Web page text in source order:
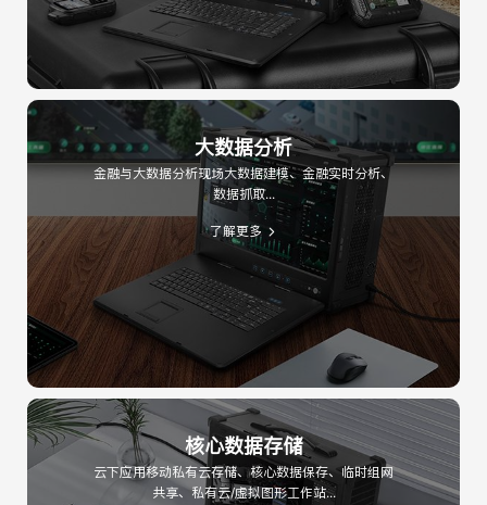
大数据分析
金融与大数据分析现场大数据建模、金融实时分析、
数据抓取...
了解更多
核心数据存储
云下应用移动私有云存储、核心数据保存、临时组网
共享、私有云/虚拟图形工作站...